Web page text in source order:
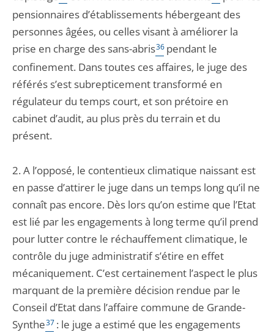
pensionnaires d’établissements hébergeant des
personnes âgées, ou celles visant à améliorer la
prise en charge des sans-abris36pendant le
confinement. Dans toutes ces affaires, le juge des
référés s’est subrepticement transformé en
régulateur du temps court, et son prétoire en
cabinet d’audit, au plus près du terrain et du
présent.
2. A l’opposé, le contentieux climatique naissant est
en passe d’attirer le juge dans un temps long qu’il ne
connaît pas encore. Dès lors qu’on estime que l’Etat
est lié par les engagements à long terme qu’il prend
pour lutter contre le réchauffement climatique, le
contrôle du juge administratif s’étire en effet
mécaniquement. C’est certainement l’aspect le plus
marquant de la première décision rendue par le
Conseil d’Etat dans l’affaire commune de Grande-
Synthe37: le juge a estimé que les engagements